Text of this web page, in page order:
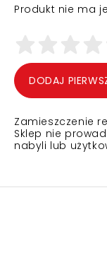
Produkt nie ma
DODAJ
Zamieszczenie
Sklep nie
nabyli lub